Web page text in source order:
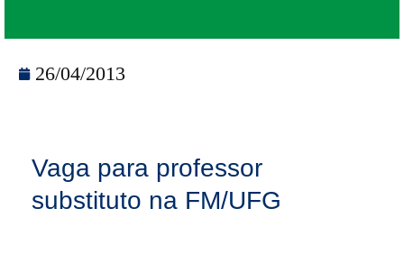
26/04/2013
Vaga para professor
substituto na FM/UFG